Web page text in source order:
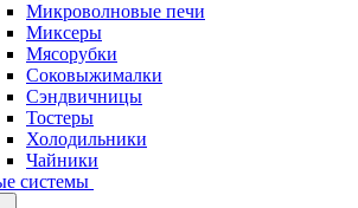
Микроволновые печи
Миксеры
Мясорубки
Соковыжималки
Сэндвичницы
Тостеры
Холодильники
Чайники
системы